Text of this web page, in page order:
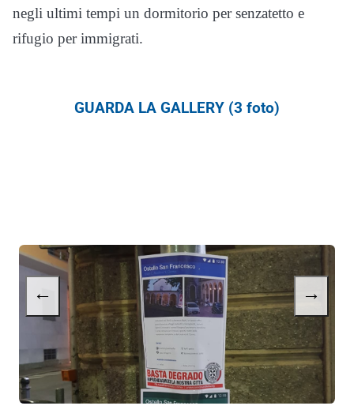
negli ultimi tempi un dormitorio per senzatetto e
rifugio per immigrati.
GUARDA LA GALLERY (3 foto)
← →